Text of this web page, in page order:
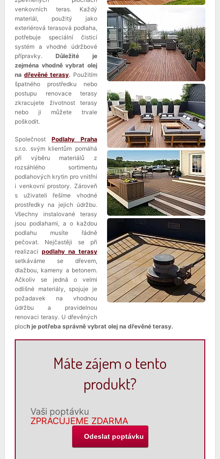
venkovních teras. Každý
materiál, použitý jako
exteriérová terasová podlaha,
potřebuje speciální čisticí
systém a vhodné údržbové
přípravky. Důležité je
zejména vhodně vybrat olej
na dřevěné terasy. Použitím
špatného prostředku nebo
postupu renovace terasy
zkracujete životnost terasy
nebo ji můžete trvale
poškodit.
Společnost Podlahy Praha
s.r.o. svým klientům pomáhá
při výběru materiálů z
rozsáhlého sortimentu
podlahových krytin pro vnitřní
i venkovní prostory. Zároveň
s uživateli řešíme vhodné
prostředky na jejich údržbu.
Všechny instalované terasy
jsou podlahami, a o každou
podlahu musíte řádně
pečovat. Nejčastěji se při
realizaci podlahy na terasy
setkáváme se dřevem,
dlažbou, kameny a betonem.
Ačkoliv se jedná o velmi
odlišné materiály, spojuje je
požadavek na vhodnou
údržbu a pravidelnou
renovaci terasy. U dřevěných
ploch je potřeba správně vybrat olej na dřevěné terasy.
Máte zájem o tento
produkt?
Vaši poptávku
ZPRACUJEME ZDARMA